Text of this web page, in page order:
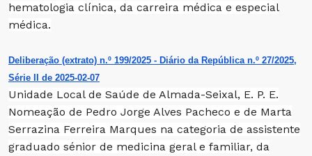
hematologia clínica, da carreira médica e especial
médica.
Deliberação (extrato) n.º 199/2025 - Diário da República n.º 27/2025,
Série II de 2025-02-07
Unidade Local de Saúde de Almada-Seixal, E. P. E.
Nomeação de Pedro Jorge Alves Pacheco e de Marta
Serrazina Ferreira Marques na categoria de assistente
graduado sénior de medicina geral e familiar, da